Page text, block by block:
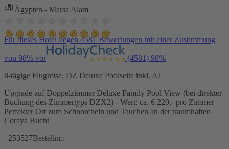
Ägypten - Marsa Alam
Für dieses Hotel liegen 4581 Bewertungen mit einer Zustimmung
von 98% vor (4581) 98%
8-tägige Flugreise, DZ Deluxe Poolseite inkl. AI
Upgrade auf Doppelzimmer Deluxe Family Pool View (bei direkter
Buchung des Zimmertyps DZX2) - Wert: ca. € 220,- pro Zimmer
Perfekter Ort zum Schnorcheln und Tauchen an der traumhaften
Coraya Bucht
253527Bestellnr.: